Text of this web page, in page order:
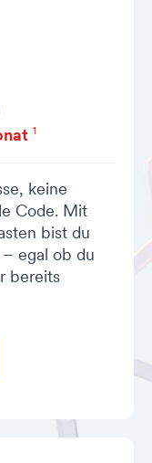
1
keine
Code. Mit
bist du
egal ob du
bereits